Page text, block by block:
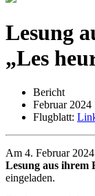
Lesung
„Les
Bericht
Februar 2024
Flugblatt:
Am 4. Februar
Lesung aus ihrem
eingeladen.